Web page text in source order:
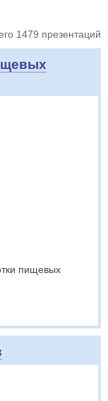
1479 презентаций
пищевых